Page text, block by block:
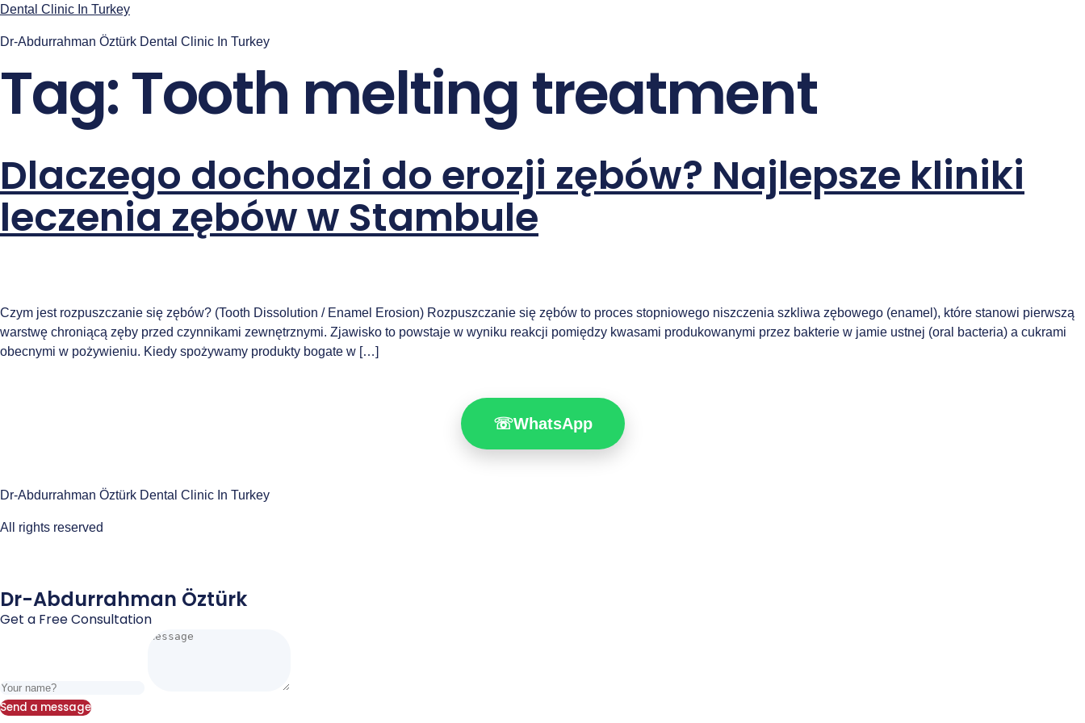
Przejdź
treści
Dental Clinic In Turkey
Dr-Abdurrahman Öztürk Dental Clinic In Turkey
Tag:Tooth melting treatment
Dlaczego dochodzi do erozji zębów? Najlepsze kliniki
leczenia zębów w Stambule
Czym jest rozpuszczanie się zębów? (Tooth Dissolution / Enamel Erosion) Rozpuszczanie się zębów to proces stopniowego niszczenia szkliwa zębowego (enamel), które stanowi pierwszą
warstwę chroniącą zęby przed czynnikami zewnętrznymi. Zjawisko to powstaje w wyniku reakcji pomiędzy kwasami produkowanymi przez bakterie w jamie ustnej (oral bacteria) a cukrami
obecnymi w pożywieniu. Kiedy spożywamy produkty bogate w […]
☏WhatsApp
Dr-Abdurrahman Öztürk Dental Clinic In Turkey
All rights reserved
Dr-Abdurrahman Öztürk
Get a Free Consultation
Send a message